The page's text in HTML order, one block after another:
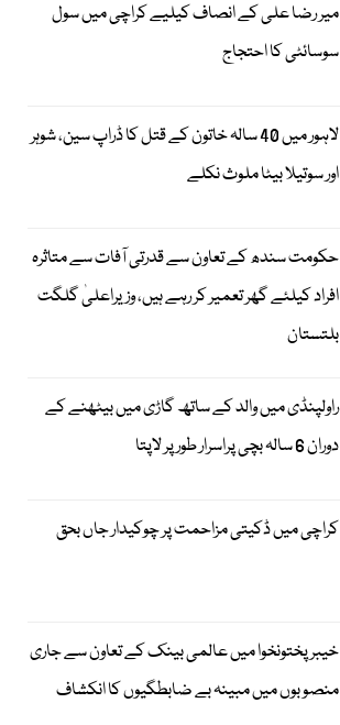
میر رضا علی کے انصاف کیلیے کراچی میں سول
سوسائٹی کا احتجاج
لاہور میں 40 سالہ خاتون کے قتل کا ڈراپ سین، شوہر
اور سوتیلا بیٹا ملوث نکلے
حکومت سندھ کے تعاون سے قدرتی آفات سے متاثرہ
افراد کیلئے گھر تعمیر کر رہے ہیں، وزیراعلیٰ گلگت
بلتستان
راولپنڈی میں والد کے ساتھ گاڑی میں بیٹھنے کے
دوران 6 سالہ بچی پراسرار طور پر لاپتا
کراچی میں ڈکیتی مزاحمت پر چوکیدار جاں بحق
خیبرپختونخوا میں عالمی بینک کے تعاون سے جاری
منصوبوں میں مبینہ بے ضابطگیوں کا انکشاف